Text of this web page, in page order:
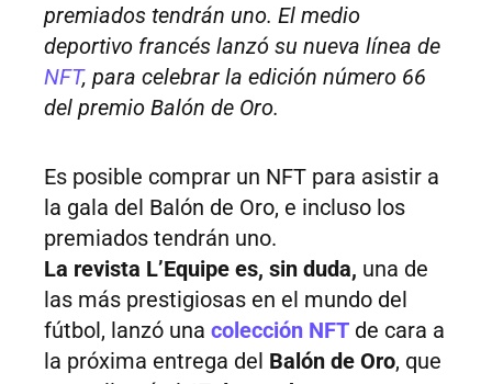
premiados tendrán uno. El medio
deportivo francés lanzó su nueva línea de
NFT, para celebrar la edición número 66
del premio Balón de Oro.
Es posible comprar un NFT para asistir a
la gala del Balón de Oro, e incluso los
premiados tendrán uno.
La revista L’Equipe es, sin duda, una de
las más prestigiosas en el mundo del
fútbol, lanzó una colección NFT de cara a
la próxima entrega del Balón de Oro, que